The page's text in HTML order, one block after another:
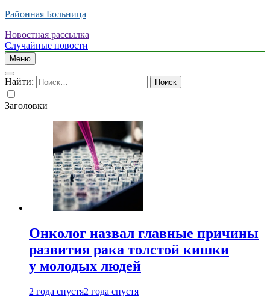
Районная Больница
Новостная рассылка
Случайные новости
Меню
Найти:
Заголовки
Онколог назвал главные причины
развития рака толстой кишки
у молодых людей
2 года спустя2 года спустя